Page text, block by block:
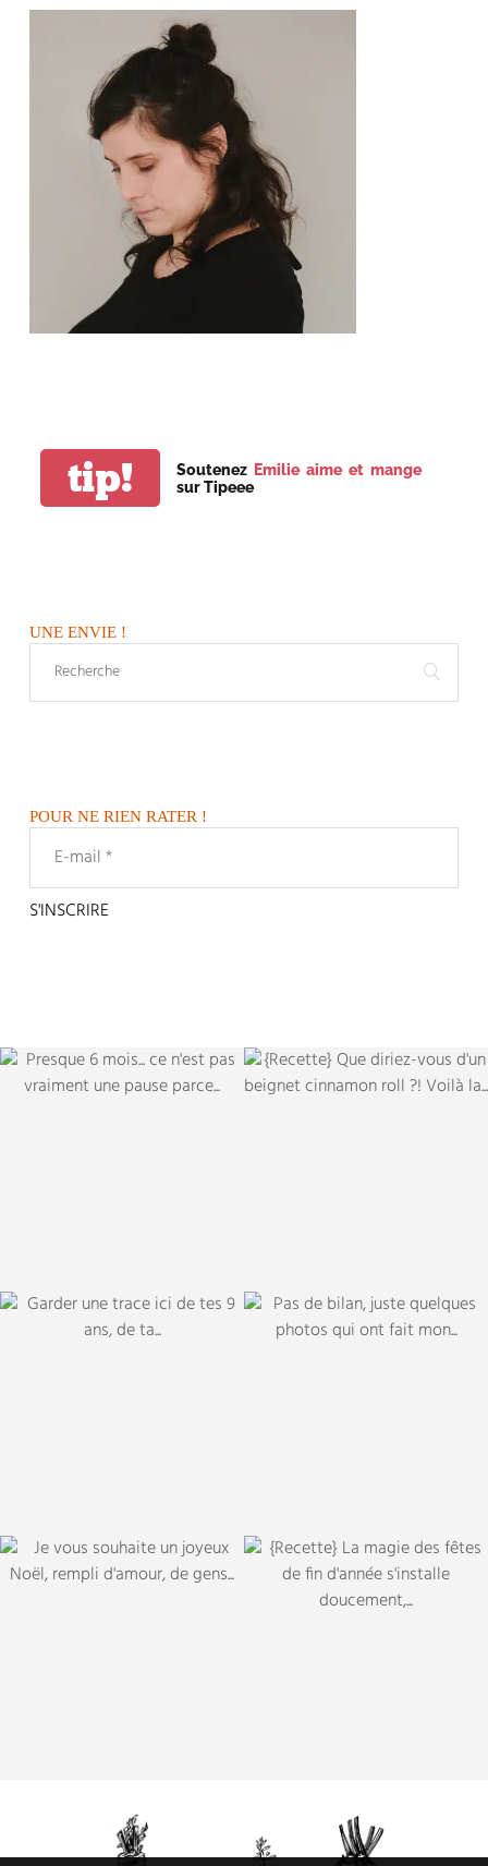
tip! Soutenez Emilie aime et mange
sur Tipeee
UNE ENVIE !
POUR NE RIEN RATER !